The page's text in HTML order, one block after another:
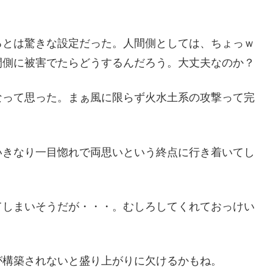
は驚きな設定だった。人間側としては、ちょっｗ
に被害でたらどうするんだろう。大丈夫なのか？
て思った。まぁ風に限らず火水土系の攻撃って完
なり一目惚れで両思いという終点に行き着いてし
まいそうだが・・・。むしろしてくれておっけい
築されないと盛り上がりに欠けるかもね。